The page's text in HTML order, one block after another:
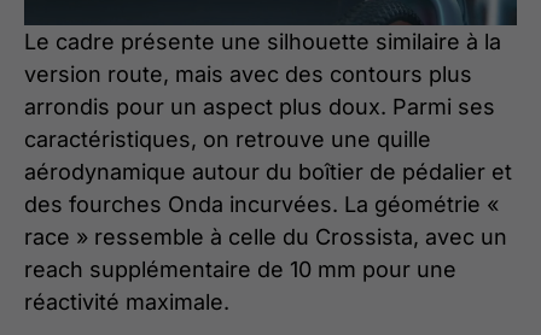
Le cadre présente une silhouette similaire à la
version route, mais avec des contours plus
arrondis pour un aspect plus doux. Parmi ses
caractéristiques, on retrouve une quille
aérodynamique autour du boîtier de pédalier et
des fourches Onda incurvées. La géométrie «
race » ressemble à celle du Crossista, avec un
reach supplémentaire de 10 mm pour une
réactivité maximale.